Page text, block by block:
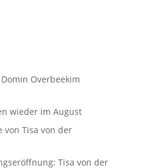
Overbeekim
wieder im August
von Tisa von der
Tisa von der